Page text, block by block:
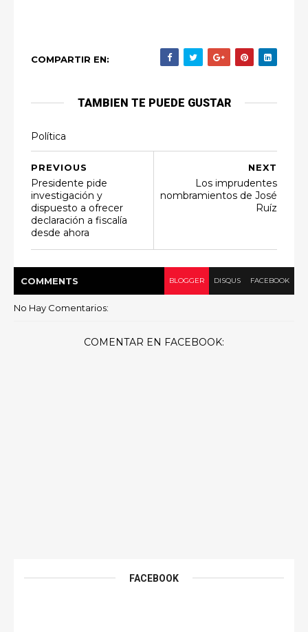
COMPARTIR EN:
TAMBIEN TE PUEDE GUSTAR
Política
NEXT
Los imprudentes
nombramientos de José
Ruíz
PREVIOUS
Presidente pide
investigación y
dispuesto a ofrecer
declaración a fiscalía
desde ahora
COMMENTS BLOGGER DISQUS FACEBOOK
No Hay Comentarios:
COMENTAR EN FACEBOOK:
FACEBOOK